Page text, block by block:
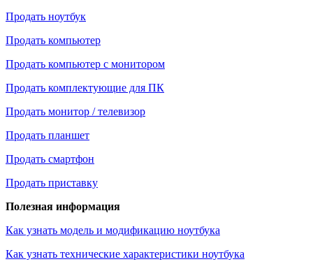
Продать ноутбук
Продать компьютер
Продать компьютер с монитором
Продать комплектующие для ПК
Продать монитор / телевизор
Продать планшет
Продать смартфон
Продать приставку
Полезная информация
Как узнать модель и модификацию ноутбука
Как узнать технические характеристики ноутбука